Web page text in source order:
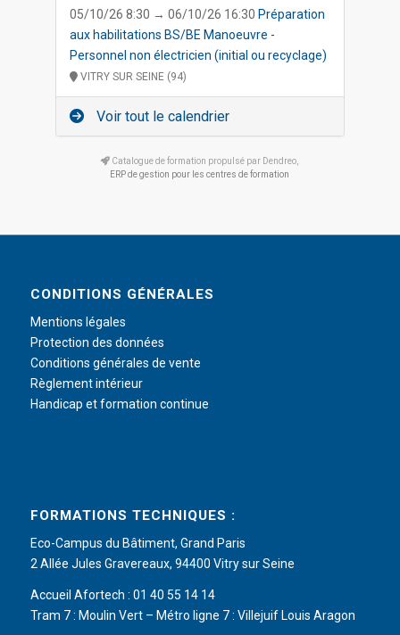
05/10/26 8:30 → 06/10/26 16:30 Préparation
aux habilitations BS/BE Manoeuvre -
Personnel non électricien (initial ou recyclage)
VITRY SUR SEINE (94)
Voir tout le calendrier
Catalogue de formation propulsé par Dendreo,
ERP de gestion pour les centres de formation
CONDITIONS GÉNÉRALES
Mentions légales
Protection des données
Conditions générales de vente
Règlement intérieur
Handicap et formation continue
FORMATIONS TECHNIQUES :
Eco-Campus du Bâtiment, Grand Paris
2 Allée Jules Gravereaux, 94400 Vitry sur Seine
Accueil Afortech : 01 40 55 14 14
Tram 7 : Moulin Vert – Métro ligne 7 : Villejuif Louis Aragon